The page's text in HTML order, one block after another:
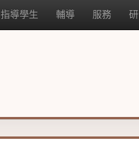
指導學生 輔導 服務